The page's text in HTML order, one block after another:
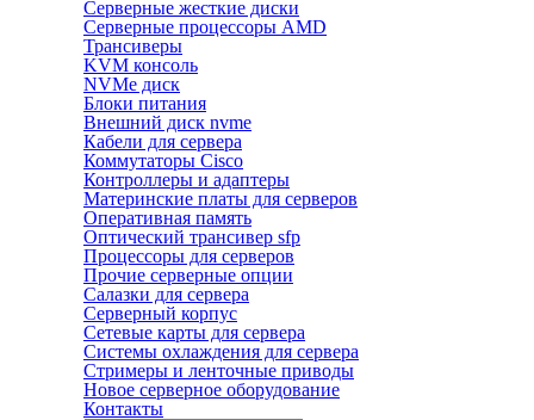
Серверные жесткие диски
Серверные процессоры AMD
Трансиверы
KVM консоль
NVMe диск
Блоки питания
Внешний диск nvme
Кабели для сервера
Коммутаторы Cisco
Контроллеры и адаптеры
Материнские платы для серверов
Оперативная память
Оптический трансивер sfp
Процессоры для серверов
Прочие серверные опции
Салазки для сервера
Серверный корпус
Сетевые карты для сервера
Системы охлаждения для сервера
Стримеры и ленточные приводы
Новое серверное оборудование
Контакты